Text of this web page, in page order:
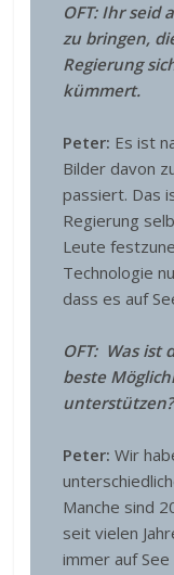
OFT: Ihr seid
zu bringen,
Regierung
kümmert.
Peter: Es ist
Bilder davon
passiert. Das
Regierung
Leute
Technologie
dass es auf
OFT: Was ist
beste
Peter:Wir
Manche sind
seit vielen
immer auf